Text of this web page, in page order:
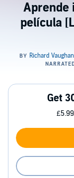
Aprende
película
Get